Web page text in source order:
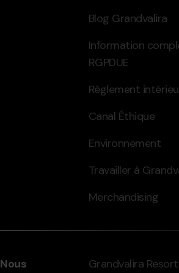
Blog Grandvalira
Information
RGPDUE
Règlement
Canal Éthique
Environnement
Travailler à
Merchandising
Nous
Grandvalira